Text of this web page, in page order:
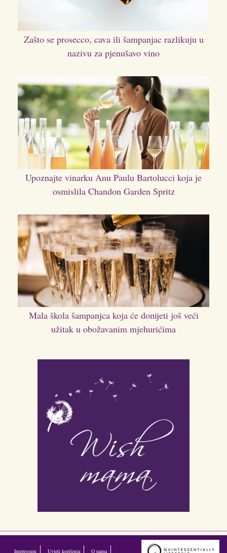
Zašto se prosecco, cava ili šampanjac razlikuju u
nazivu za pjenušavo vino
Upoznajte vinarku Anu Paulu Bartolucci koja je
osmislila Chandon Garden Spritz
Mala škola šampanjca koja će donijeti još veći
užitak u obožavanim mjehurićima
Impressum Uvjeti korišenja O nama